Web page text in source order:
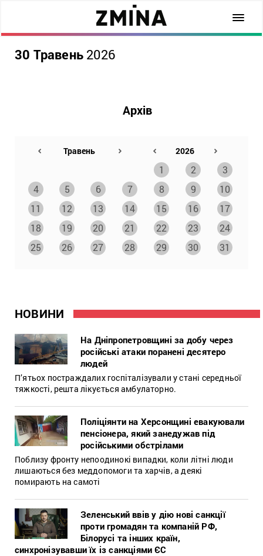
30 Травень 2026
НОВИНИ
На Дніпропетровщині за добу через
російські атаки поранені десятеро
людей
П’ятьох постраждалих госпіталізували у стані середньої
тяжкості, решта лікується амбулаторно.
Поліціянти на Херсонщині евакуювали
пенсіонера, який занедужав під
російськими обстрілами
Поблизу фронту непоодинокі випадки, коли літні люди
лишаються без меддопомоги та харчів, а деякі
помирають на самоті
Зеленський ввів у дію нові санкції
проти громадян та компаній РФ,
Білорусі та інших країн,
синхронізувавши їх із санкціями ЄС
Архів
1 2
3
4
5 6 7 8 9
10
11
12 13 14 15 16
17
18
19 20 21 22 23
24
25
26 27 28 29 30 31